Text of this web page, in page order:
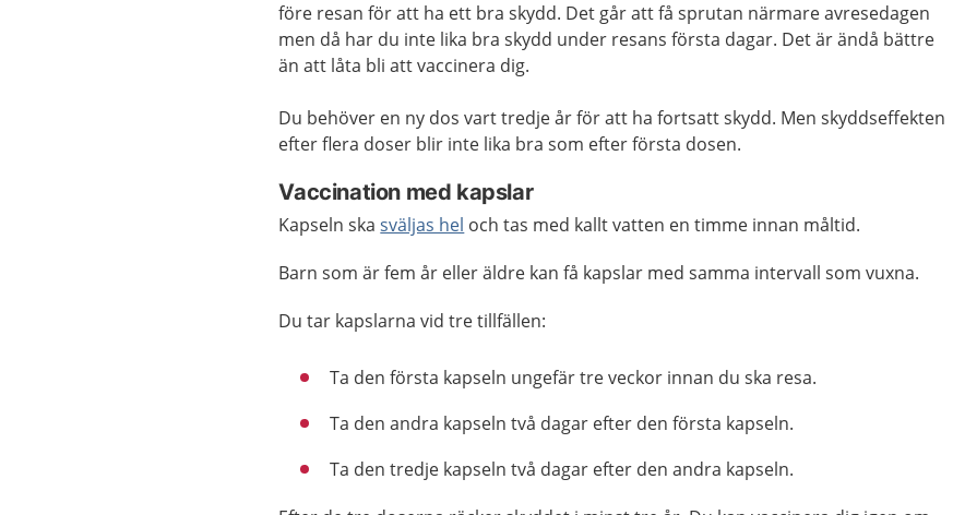
före resan för att ha ett bra skydd. Det går att få sprutan närmare avresedagen
men då har du inte lika bra skydd under resans första dagar. Det är ändå bättre
än att låta bli att vaccinera dig.
Du behöver en ny dos vart tredje år för att ha fortsatt skydd. Men skyddseffekten
efter flera doser blir inte lika bra som efter första dosen.
Vaccination med kapslar
Kapseln skasväljas hel och tas med kallt vatten en timme innan måltid.
Barn som är fem år eller äldre kan få kapslar med samma intervall som vuxna.
Du tar kapslarna vid tre tillfällen:
Ta den första kapseln ungefär tre veckor innan du ska resa.
Ta den andra kapseln två dagar efter den första kapseln.
Ta den tredje kapseln två dagar efter den andra kapseln.